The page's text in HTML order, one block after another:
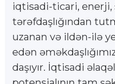
iqtisadi-ticari, enerji,
tərəfdaşlığından
uzanan və ildən-ilə
edən
daşıyır. İqtisadi